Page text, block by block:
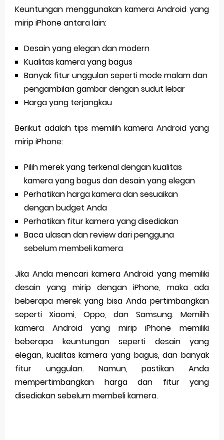
Keuntungan menggunakan kamera Android yang
mirip iPhone antara lain:
Desain yang elegan dan modern
Kualitas kamera yang bagus
Banyak fitur unggulan seperti mode malam dan
pengambilan gambar dengan sudut lebar
Harga yang terjangkau
Berikut adalah tips memilih kamera Android yang
mirip iPhone:
Pilih merek yang terkenal dengan kualitas
kamera yang bagus dan desain yang elegan
Perhatikan harga kamera dan sesuaikan
dengan budget Anda
Perhatikan fitur kamera yang disediakan
Baca ulasan dan review dari pengguna
sebelum membeli kamera
Jika Anda mencari kamera Android yang memiliki
desain yang mirip dengan iPhone, maka ada
beberapa merek yang bisa Anda pertimbangkan
seperti Xiaomi, Oppo, dan Samsung. Memilih
kamera Android yang mirip iPhone memiliki
beberapa keuntungan seperti desain yang
elegan, kualitas kamera yang bagus, dan banyak
fitur unggulan. Namun, pastikan Anda
mempertimbangkan harga dan fitur yang
disediakan sebelum membeli kamera.